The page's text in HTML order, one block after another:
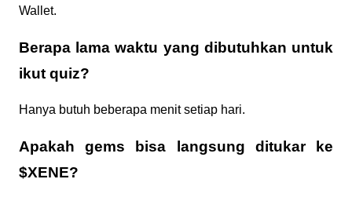
Wallet.
Berapa lama waktu yang dibutuhkan untuk
ikut quiz?
Hanya butuh beberapa menit setiap hari.
Apakah gems bisa langsung ditukar ke
$XENE?